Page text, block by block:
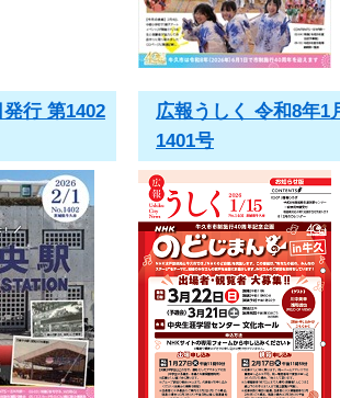
行 第1402
広報うしく 令和8年1
1401号